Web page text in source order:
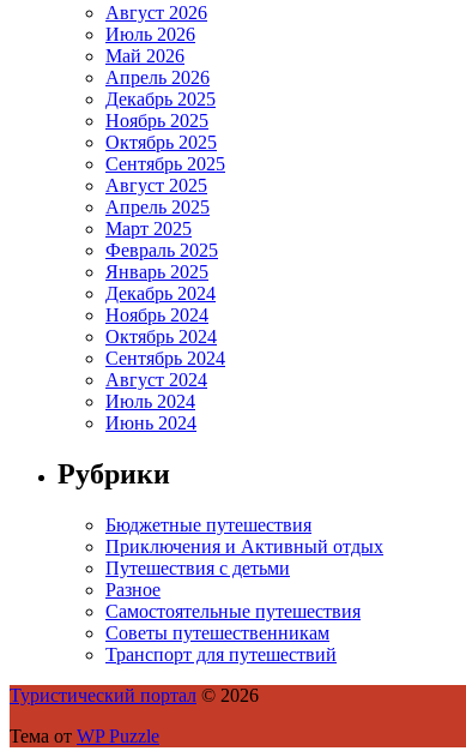
Август 2026
Июль 2026
Май 2026
Апрель 2026
Декабрь 2025
Ноябрь 2025
Октябрь 2025
Сентябрь 2025
Август 2025
Апрель 2025
Март 2025
Февраль 2025
Январь 2025
Декабрь 2024
Ноябрь 2024
Октябрь 2024
Сентябрь 2024
Август 2024
Июль 2024
Июнь 2024
Рубрики
Бюджетные путешествия
Приключения и Активный отдых
Путешествия с детьми
Разное
Самостоятельные путешествия
Советы путешественникам
Транспорт для путешествий
Туристический портал © 2026
Тема от WP Puzzle